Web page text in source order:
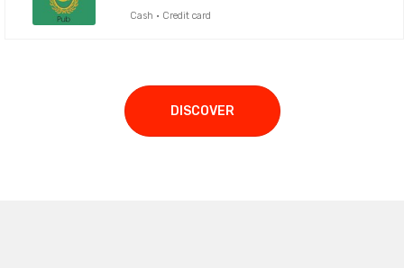
Cash · Credit card
DISCOVER